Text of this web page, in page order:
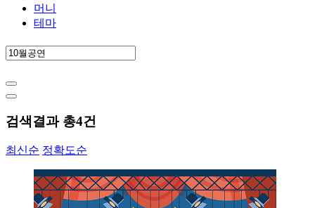
머니
테마
검색결과 총4건
최신순 정확도순